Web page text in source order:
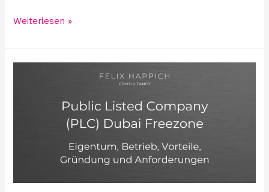
Weiterlesen »
Eigentum,